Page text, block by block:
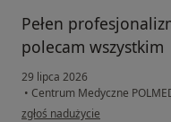
Pełen
polecam wszystkim
29 lipca 2026
• Centrum Medyczne
w opinii użytkownika Ewelina
zgłoś nadużycie